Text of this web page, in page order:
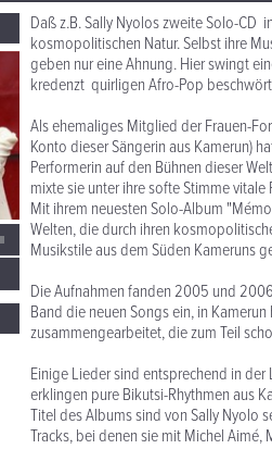
Daß z.B. Sally Nyolos zweite Solo-CD
kosmopolitischen Natur. Selbst ihre
geben nur eine Ahnung. Hier swingt
kredenzt quirligen Afro-Pop
Als ehemaliges Mitglied der Frauen-
Konto dieser Sängerin aus Kamerun)
Performerin auf den Bühnen dieser
mixte sie unter ihre softe Stimme
Mit ihrem neuesten Solo-Album
Welten, die durch ihren
Musikstile aus dem Süden Kameruns
Die Aufnahmen fanden 2005 und
Band die neuen Songs ein, in
zusammengearbeitet, die zum Teil
Einige Lieder sind entsprechend in
erklingen pure Bikutsi-Rhythmen aus
Titel des Albums sind von Sally Nyolo
Tracks, bei denen sie mit Michel